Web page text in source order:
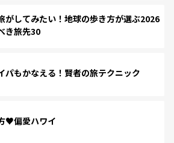
がしてみたい！地球の歩き方が選ぶ2026
き旅先30
パもかなえる！賢者の旅テクニック
♥偏愛ハワイ